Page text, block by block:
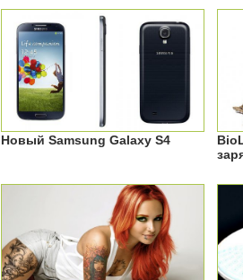
Новый Samsung Galaxy S4